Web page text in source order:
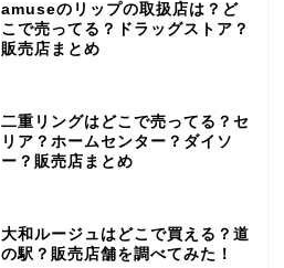
amuseのリップの取扱店は？ど
こで売ってる？ドラッグストア？
販売店まとめ
二重リングはどこで売ってる？セ
リア？ホームセンター？ダイソ
ー？販売店まとめ
大和ルージュはどこで買える？道
の駅？販売店舗を調べてみた！